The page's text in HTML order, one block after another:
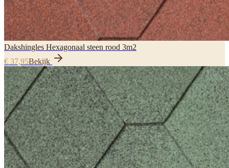
Dakshingles Hexagonaal steen rood 3m2
€ 37,95Bekijk